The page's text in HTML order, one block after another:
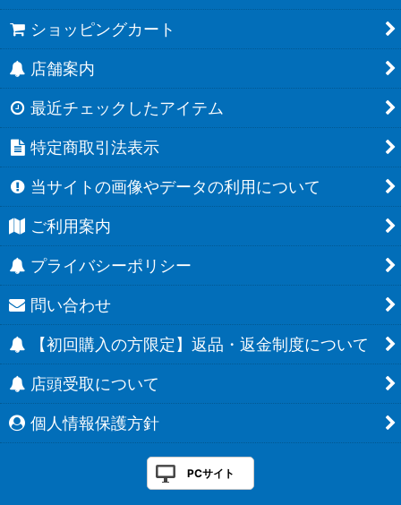
ショッピングカート
店舗案内
最近チェックしたアイテム
特定商取引法表示
当サイトの画像やデータの利用について
ご利用案内
プライバシーポリシー
問い合わせ
【初回購入の方限定】返品・返金制度について
店頭受取について
個人情報保護方針
PCサイト